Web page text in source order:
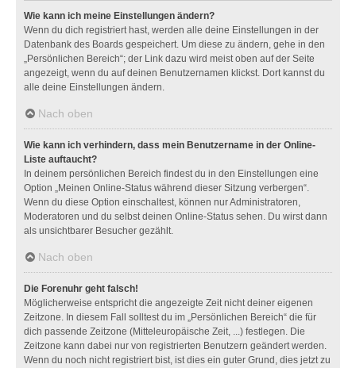
Wie kann ich meine Einstellungen ändern?
Wenn du dich registriert hast, werden alle deine Einstellungen in der
Datenbank des Boards gespeichert. Um diese zu ändern, gehe in den
„Persönlichen Bereich“; der Link dazu wird meist oben auf der Seite
angezeigt, wenn du auf deinen Benutzernamen klickst. Dort kannst du
alle deine Einstellungen ändern.
Nach oben
Wie kann ich verhindern, dass mein Benutzername in der Online-
Liste auftaucht?
In deinem persönlichen Bereich findest du in den Einstellungen eine
Option „Meinen Online-Status während dieser Sitzung verbergen“.
Wenn du diese Option einschaltest, können nur Administratoren,
Moderatoren und du selbst deinen Online-Status sehen. Du wirst dann
als unsichtbarer Besucher gezählt.
Nach oben
Die Forenuhr geht falsch!
Möglicherweise entspricht die angezeigte Zeit nicht deiner eigenen
Zeitzone. In diesem Fall solltest du im „Persönlichen Bereich“ die für
dich passende Zeitzone (Mitteleuropäische Zeit, ...) festlegen. Die
Zeitzone kann dabei nur von registrierten Benutzern geändert werden.
Wenn du noch nicht registriert bist, ist dies ein guter Grund, dies jetzt zu